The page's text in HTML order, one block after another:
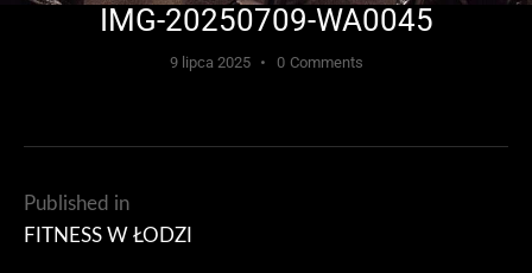
IMG-20250709-WA0045
9 lipca 2025 0 Comments
Published in
FITNESS W ŁODZI